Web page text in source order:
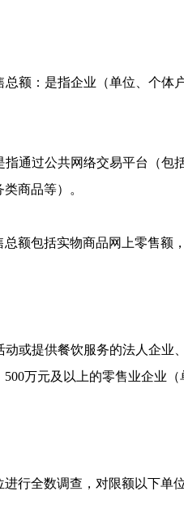
：是指企业（单位、个体户
过公共网络交易平台（包括
商品等）。
包括实物商品网上零售额，
提供餐饮服务的法人企业
500万元及以上的零售业企业（
全数调查，对限额以下单位